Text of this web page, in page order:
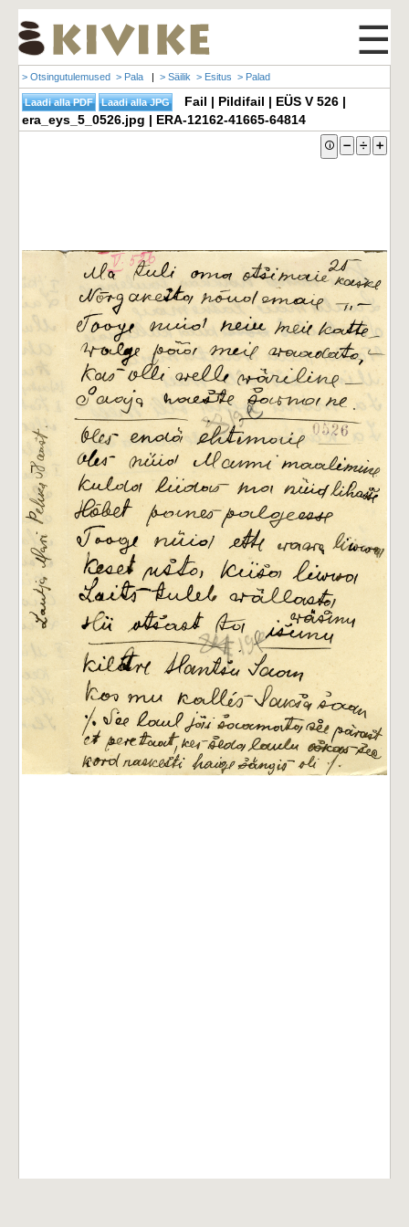
☰
> Otsingutulemused > Pala | > Säilik > Esitus > Palad
Fail | Pildifail | EÜS V 526 |
era_eys_5_0526.jpg | ERA-12162-41665-64814